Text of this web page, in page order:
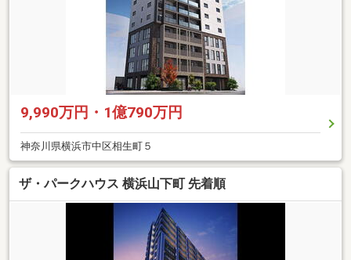
9,990万円・1億790万円
神奈川県横浜市中区相生町５
ザ・パークハウス 横浜山下町 先着順